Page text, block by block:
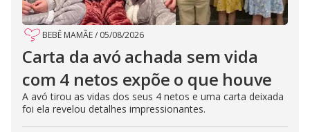
BEBÊ MAMÃE/ 05/08/2026
Carta da avó achada sem vida
com 4 netos expõe o que houve
A avó tirou as vidas dos seus 4 netos e uma carta deixada
foi ela revelou detalhes impressionantes.